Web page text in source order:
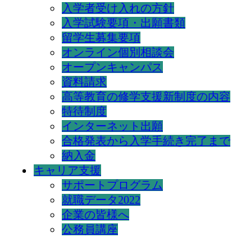
入学者受け入れの方針
入学試験要項・出願書類
留学生募集要項
オンライン個別相談会
オープンキャンパス
資料請求
高等教育の修学支援新制度の内容
特待制度
インターネット出願
合格発表から入学手続き完了まで
納入金
キャリア支援
サポートプログラム
就職データ2022
企業の皆様へ
公務員講座